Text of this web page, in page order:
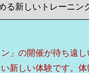
る新しいトレーニン
ン」の開催が待ち遠
新しい体験です。